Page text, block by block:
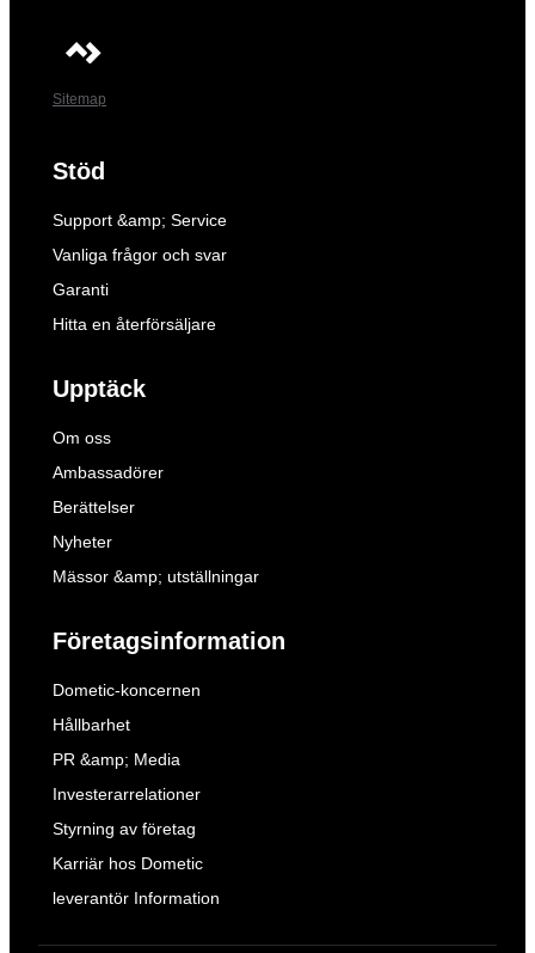
Sitemap
Stöd
Support &amp; Service
Vanliga frågor och svar
Garanti
Hitta en återförsäljare
Upptäck
Om oss
Ambassadörer
Berättelser
Nyheter
Mässor &amp; utställningar
Företagsinformation
Dometic-koncernen
Hållbarhet
PR &amp; Media
Investerarrelationer
Styrning av företag
Karriär hos Dometic
leverantör Information